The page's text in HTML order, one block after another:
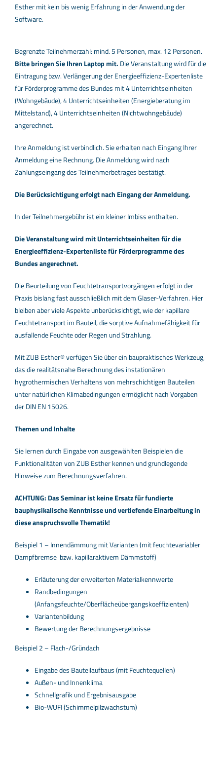
Esther mit kein bis wenig Erfahrung in der Anwendung der
Software.
Begrenzte Teilnehmerzahl: mind. 5 Personen, max. 12 Personen.
Bitte bringen Sie Ihren Laptop mit. Die Veranstaltung wird für die
Eintragung bzw. Verlängerung der Energieeffizienz-Expertenliste
für Förderprogramme des Bundes mit 4 Unterrichtseinheiten
(Wohngebäude), 4 Unterrichtseinheiten (Energieberatung im
Mittelstand), 4 Unterrichtseinheiten (Nichtwohngebäude)
angerechnet.
Ihre Anmeldung ist verbindlich. Sie erhalten nach Eingang Ihrer
Anmeldung eine Rechnung. Die Anmeldung wird nach
Zahlungseingang des Teilnehmerbetrages bestätigt.
Die Berücksichtigung erfolgt nach Eingang der Anmeldung.
In der Teilnehmergebühr ist ein kleiner Imbiss enthalten.
Die Veranstaltung wird mit Unterrichtseinheiten für die
Energieeffizienz-Expertenliste für Förderprogramme des
Bundes angerechnet.
Die Beurteilung von Feuchtetransportvorgängen erfolgt in der
Praxis bislang fast ausschließlich mit dem Glaser-Verfahren. Hier
bleiben aber viele Aspekte unberücksichtigt, wie der kapillare
Feuchtetransport im Bauteil, die sorptive Aufnahmefähigkeit für
ausfallende Feuchte oder Regen und Strahlung.
Mit ZUB Esther® verfügen Sie über ein baupraktisches Werkzeug,
das die realitätsnahe Berechnung des instationären
hygrothermischen Verhaltens von mehrschichtigen Bauteilen
unter natürlichen Klimabedingungen ermöglicht nach Vorgaben
der DIN EN 15026.
Themen und Inhalte
Sie lernen durch Eingabe von ausgewählten Beispielen die
Funktionalitäten von ZUB Esther kennen und grundlegende
Hinweise zum Berechnungsverfahren.
ACHTUNG: Das Seminar ist keine Ersatz für fundierte
bauphysikalische Kenntnisse und vertiefende Einarbeitung in
diese anspruchsvolle Thematik!
Beispiel 1 – Innendämmung mit Varianten (mit feuchtevariabler
Dampfbremse bzw. kapillaraktivem Dämmstoff)
Erläuterung der erweiterten Materialkennwerte
Randbedingungen
(Anfangsfeuchte/Oberflächeübergangskoeffizienten)
Variantenbildung
Bewertung der Berechnungsergebnisse
Beispiel 2 – Flach-/Gründach
Eingabe des Bauteilaufbaus (mit Feuchtequellen)
Außen- und Innenklima
Schnellgrafik und Ergebnisausgabe
Bio-WUFI (Schimmelpilzwachstum)